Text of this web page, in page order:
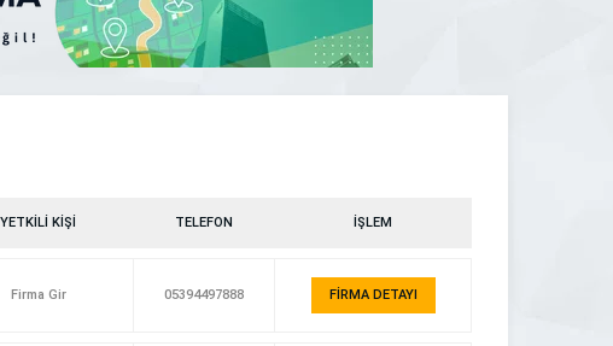
YETKİLİ KİŞİ TELEFON İŞLEM
Firma Gir 05394497888 FİRMA DETAYI